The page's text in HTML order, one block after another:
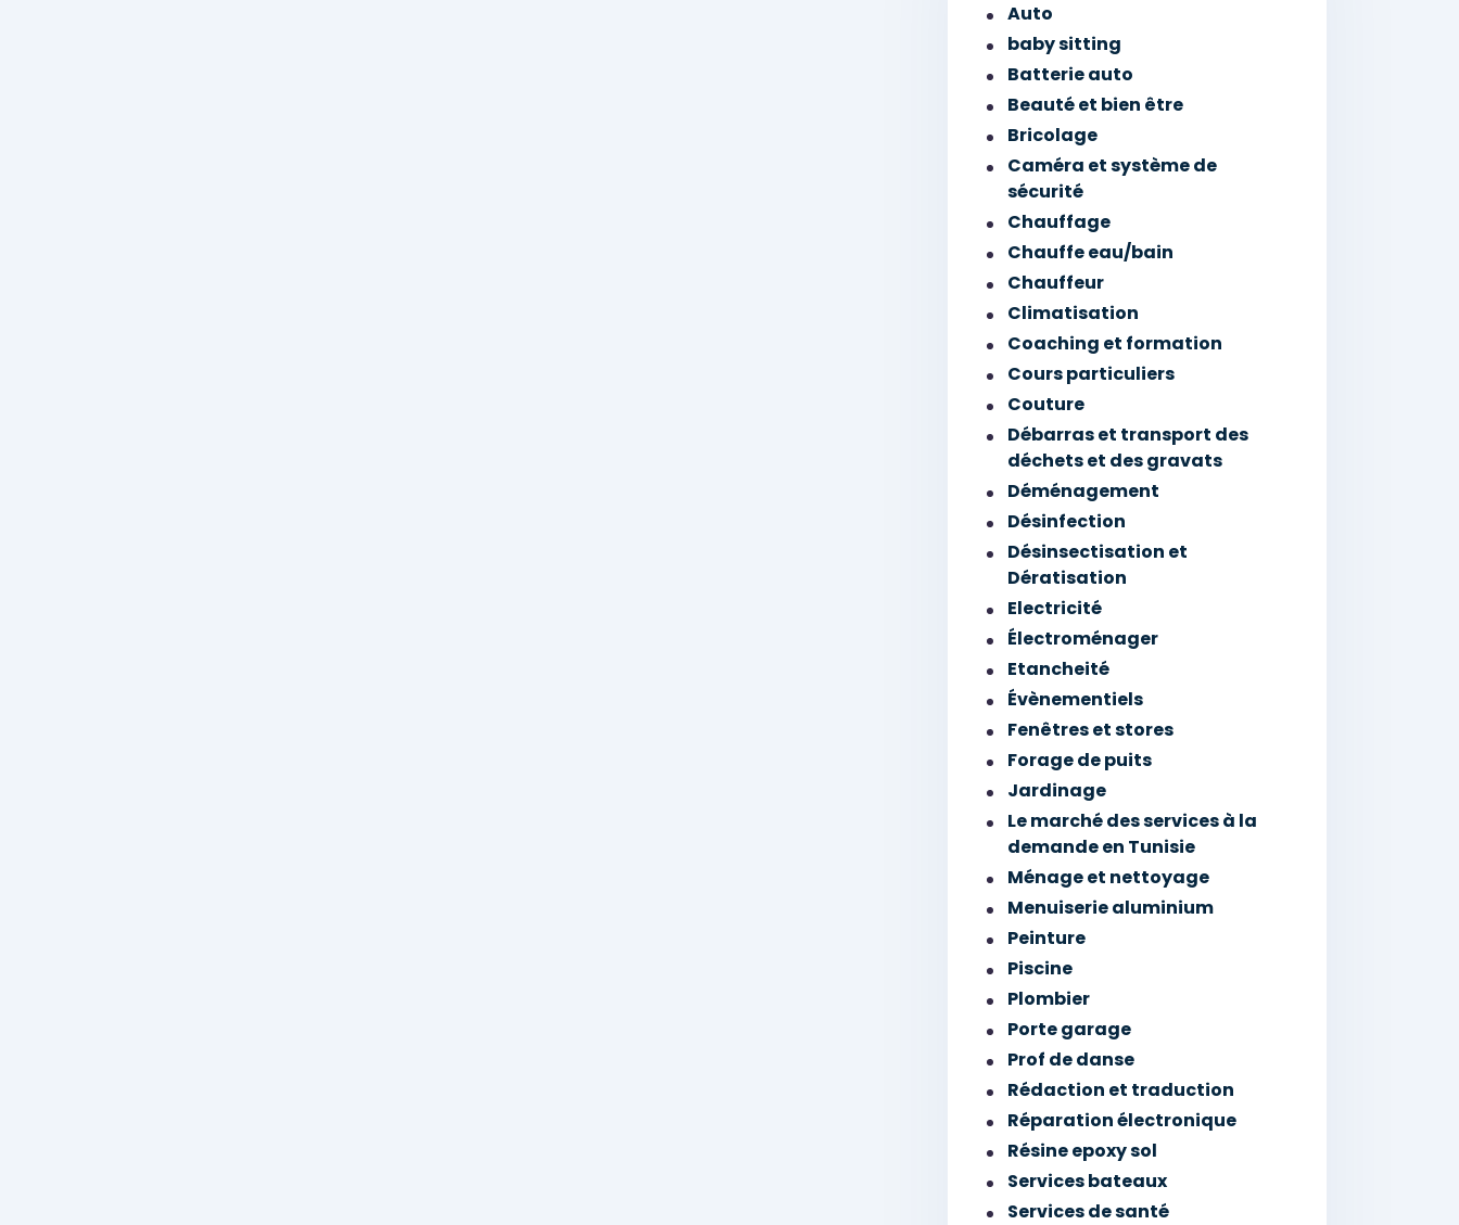
Auto
baby sitting
Batterie auto
Beauté et bien être
Bricolage
Caméra et système de
sécurité
Chauffage
Chauffe eau/bain
Chauffeur
Climatisation
Coaching et formation
Cours particuliers
Couture
Débarras et transport des
déchets et des gravats
Déménagement
Désinfection
Désinsectisation et
Dératisation
Electricité
Électroménager
Etancheité
Évènementiels
Fenêtres et stores
Forage de puits
Jardinage
Le marché des services à la
demande en Tunisie
Ménage et nettoyage
Menuiserie aluminium
Peinture
Piscine
Plombier
Porte garage
Prof de danse
Rédaction et traduction
Réparation électronique
Résine epoxy sol
Services bateaux
Services de santé